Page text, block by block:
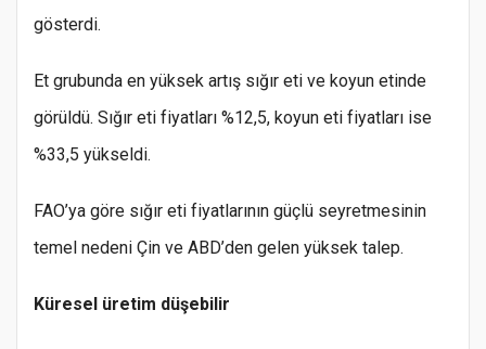
gösterdi.
Et grubunda en yüksek artış sığır eti ve koyun etinde
görüldü. Sığır eti fiyatları %12,5, koyun eti fiyatları ise
%33,5 yükseldi.
FAO’ya göre sığır eti fiyatlarının güçlü seyretmesinin
temel nedeni Çin ve ABD’den gelen yüksek talep.
Küresel üretim düşebilir